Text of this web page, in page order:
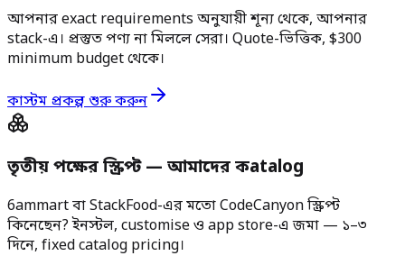
আপনার exact requirements অনুযায়ী শূন্য থেকে, আপনার
stack-এ। প্রস্তুত পণ্য না মিললে সেরা। Quote-ভিত্তিক, $300
minimum budget থেকে।
কাস্টম প্রকল্প শুরু করুন
তৃতীয় পক্ষের স্ক্রিপ্ট — আমাদের কatalog
6ammart বা StackFood-এর মতো CodeCanyon স্ক্রিপ্ট
কিনেছেন? ইনস্টল, customise ও app store-এ জমা — ১–৩
দিনে, fixed catalog pricing।